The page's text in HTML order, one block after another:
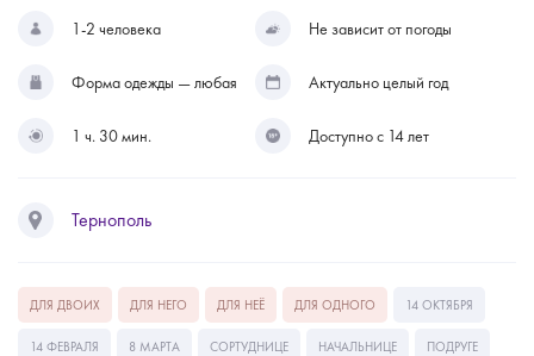
1-2 человека Не зависит от погоды
Форма одежды — любая Актуально целый год
1 ч. 30 мин. Доступно с 14 лет
Тернополь
ДЛЯ ДВОИХ ДЛЯ НЕГО ДЛЯ НЕЁ ДЛЯ ОДНОГО 14 ОКТЯБРЯ
14 ФЕВРАЛЯ 8 МАРТА СОРТУДНИЦЕ НАЧАЛЬНИЦЕ ПОДРУГЕ